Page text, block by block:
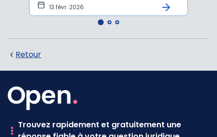
13 févr. 2026
Retour
Trouvez rapidement et gratuitement une